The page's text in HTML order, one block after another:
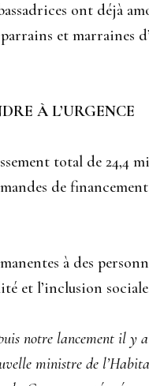
ont déjà
et marraines
À L’URGENCE
total de 24,4
de financement
à des
et l’inclusion
notre lancement il y
ministre de